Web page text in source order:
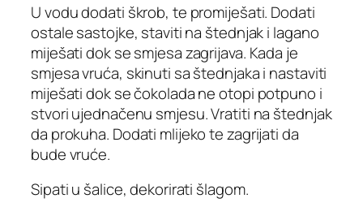
U vodu dodati škrob, te promiješati. Dodati
ostale sastojke, staviti na štednjak i lagano
miješati dok se smjesa zagrijava. Kada je
smjesa vruća, skinuti sa štednjaka i nastaviti
miješati dok se čokolada ne otopi potpuno i
stvori ujednačenu smjesu. Vratiti na štednjak
da prokuha. Dodati mlijeko te zagrijati da
bude vruće.
Sipati u šalice, dekorirati šlagom.